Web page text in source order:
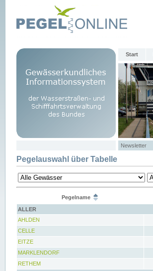
Start
Newsletter
Pegelauswahl über Tabelle
Pegelname
ALLER
AHLDEN
CELLE
EITZE
MARKLENDORF
RETHEM